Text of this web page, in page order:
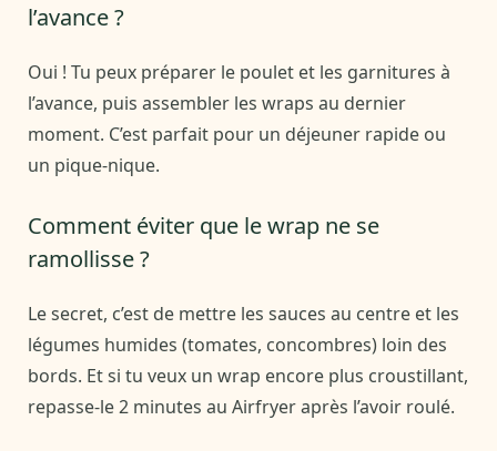
l’avance ?
Oui ! Tu peux préparer le poulet et les garnitures à
l’avance, puis assembler les wraps au dernier
moment. C’est parfait pour un déjeuner rapide ou
un pique-nique.
Comment éviter que le wrap ne se
ramollisse ?
Le secret, c’est de mettre les sauces au centre et les
légumes humides (tomates, concombres) loin des
bords. Et si tu veux un wrap encore plus croustillant,
repasse-le 2 minutes au Airfryer après l’avoir roulé.